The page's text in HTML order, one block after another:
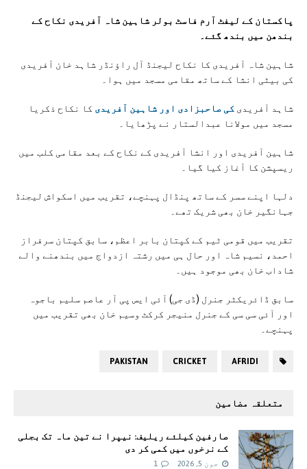
پاکستان کے لیفٹ آرم فاسٹ بولر شاہین شاہ آفریدی نکاح کے
بندھن میں بندھ گئے۔
شاہین شاہ آفریدی کا نکاح لیجنڈ آل راؤنڈر شاہد خان آفریدی
کی بیٹی انشا کے ساتھ مقامی مسجد میں ہوا۔
شاہد آفریدی کی صاحبزادی اور شاہین آفریدی کا نکاح ذکریا
مسجد میں مولانا عبدالستار نے پڑھایا۔
شاہین آفریدی اور انشا آفریدی کے نکاح کے بعد مقامی کلب میں
ریسپشن کا آغاز کیا گیا۔
دلہا اپنے سسر کے ساتھ پنڈال پہنچے، تقریب میں اسکواش لیجنڈ
جہانگیر خان بھی شریک تھے۔
تقریب میں قومی ٹیم کے کپتان بابر اعظم، سابق کپتان سرفراز
احمد، نسیم شاہ اور حال ہی میں رشتہ ازدواج میں بندھنے والے
شاداب خان بھی موجود ہیں۔
سابق ڈائریکٹر جنرل (ڈی جی) آئی ایس پی آر عاصم سلیم باجوہ
اور آئی سی سی کے جنرل منیجر کرکٹ وسیم خان بھی تقریب میں
پہنچے۔
AFRIDI
CRICKET
PAKISTAN
متعلقہ مضامین
صارفین کیلئے ریلیف: نیپرا نے تین ماہ تک بجلی
کے نرخوں میں کمی کر دی
جون 5, 2026 1